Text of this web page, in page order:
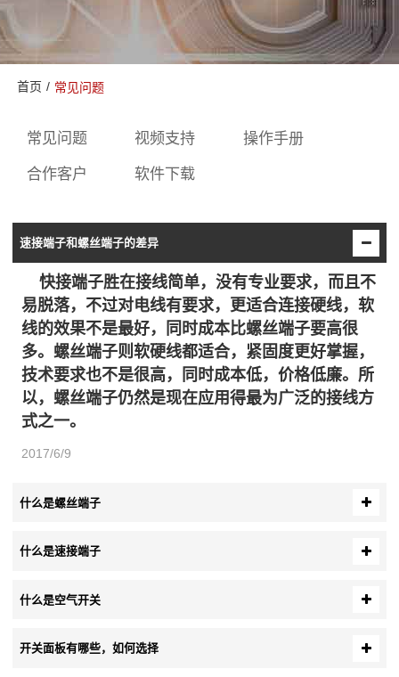
首页 / 常见问题
常见问题 视频支持 操作手册
合作客户 软件下载
速接端子和螺丝端子的差异
快接端子胜在接线简单，没有专业要求，而且不
易脱落，不过对电线有要求，更适合连接硬线，软
线的效果不是最好，同时成本比螺丝端子要高很
多。螺丝端子则软硬线都适合，紧固度更好掌握，
技术要求也不是很高，同时成本低，价格低廉。所
以，螺丝端子仍然是现在应用得最为广泛的接线方
式之一。
2017/6/9
什么是螺丝端子
什么是速接端子
什么是空气开关
开关面板有哪些，如何选择